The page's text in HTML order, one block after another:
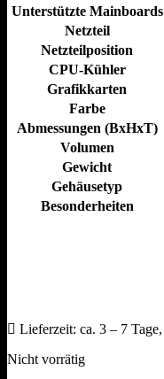
Unterstützte Mainboards
Netzteil
Netzteilposition
CPU-Kühler
Grafikkarten
Farbe
Abmessungen (BxHxT)
Volumen
Gewicht
Gehäusetyp
Besonderheiten
Lieferzeit: ca. 3 – 7
Nicht vorrätig